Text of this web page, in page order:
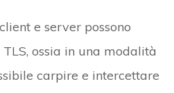
e server possono
ossia in una modalità
carpire e intercettare